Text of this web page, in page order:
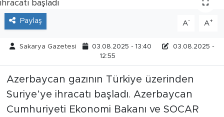
Paylaş A- A+
Sakarya Gazetesi 03.08.2025 - 13:40
03.08.2025 -
12:55
Azerbaycan gazının Türkiye üzerinden
Suriye’ye ihracatı başladı. Azerbaycan
Cumhuriyeti Ekonomi Bakanı ve SOCAR
Teknoloji
Politika